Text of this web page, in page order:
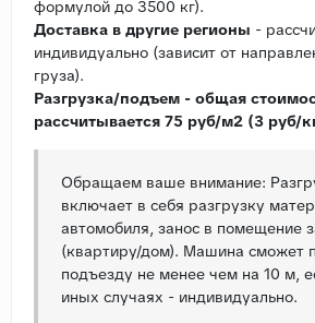
формулой до 3500 кг).
Доставка в другие регионы -
индивидуально (зависит от
груза).
Разгрузка/подъем - общая
рассчитывается 75 руб/м2 (3 руб/
Обращаем ваше внимание:
включает в себя разгрузку
автомобиля, занос в помещение
(квартиру/дом). Машина сможет
подъезду не менее чем на 10 м,
иных случаях - индивидуально.